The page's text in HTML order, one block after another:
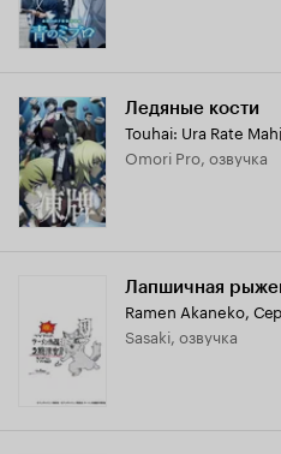
Ледяные кости
Omori Pro, озвучка
Лапшичная
Ramen Akaneko,
Sasaki, озвучка